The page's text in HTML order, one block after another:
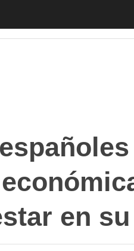
cada 3 españoles
en